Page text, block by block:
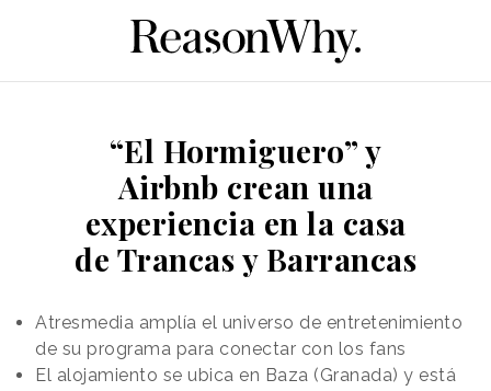
“El Hormiguero” y
Airbnb crean una
experiencia en la casa
de Trancas y Barrancas
Atresmedia amplía el universo de entretenimiento
de su programa para conectar con los fans
El alojamiento se ubica en Baza (Granada) y está